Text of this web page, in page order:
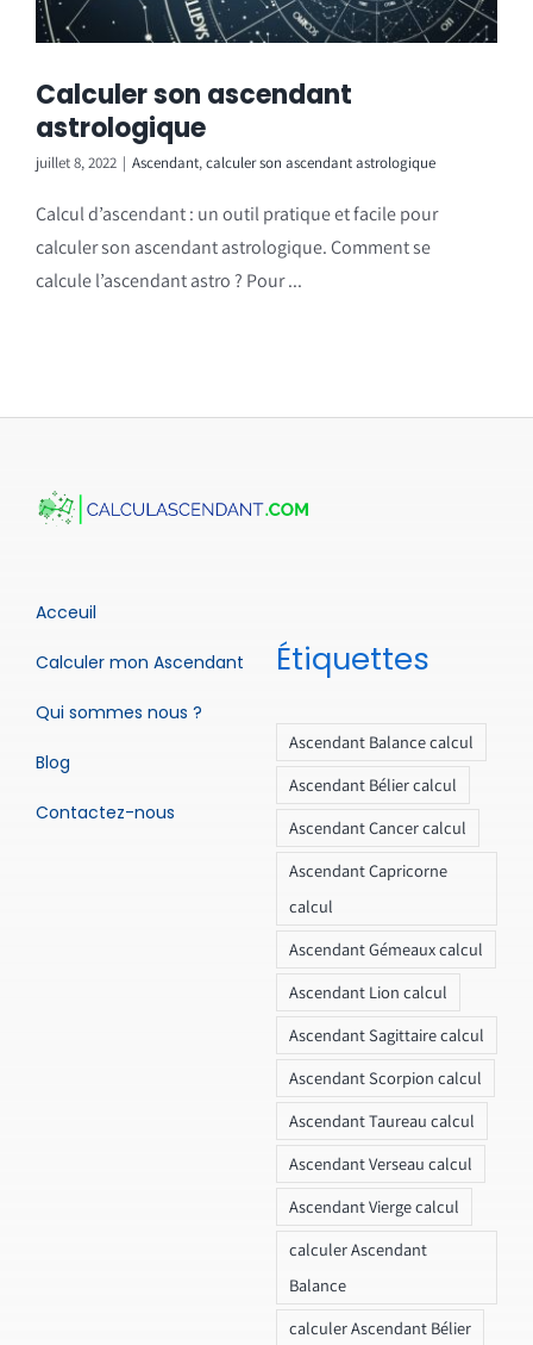
Calculer son ascendant
astrologique
juillet 8, 2022 | Ascendant,calculer son ascendant astrologique
Calcul d’ascendant : un outil pratique et facile pour
calculer son ascendant astrologique. Comment se
calcule l’ascendant astro ? Pour ...
Acceuil
Calculer mon Ascendant
Qui sommes nous ?
Blog
Contactez-nous
Étiquettes
Ascendant Balance calcul
Ascendant Bélier calcul
Ascendant Cancer calcul
Ascendant Capricorne
calcul
Ascendant Gémeaux calcul
Ascendant Lion calcul
Ascendant Sagittaire calcul
Ascendant Scorpion calcul
Ascendant Taureau calcul
Ascendant Verseau calcul
Ascendant Vierge calcul
calculer Ascendant
Balance
calculer Ascendant Bélier